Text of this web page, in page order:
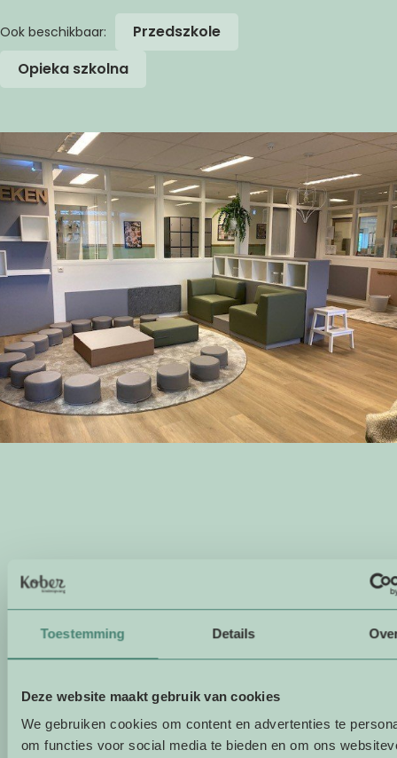
Toestemming Details
Deze website maakt gebruik van cookies
We gebruiken cookies om content en advertenties te
om functies voor social media te bieden en om ons
Przedszkole
Opieka szkolna